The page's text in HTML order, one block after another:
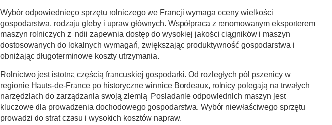
Wybór odpowiedniego sprzętu rolniczego we Francji wymaga oceny wielkości
gospodarstwa, rodzaju gleby i upraw głównych. Współpraca z renomowanym eksporterem
maszyn rolniczych z Indii zapewnia dostęp do wysokiej jakości ciągników i maszyn
dostosowanych do lokalnych wymagań, zwiększając produktywność gospodarstwa i
obniżając długoterminowe koszty utrzymania.
Rolnictwo jest istotną częścią francuskiej gospodarki. Od rozległych pól pszenicy w
regionie Hauts-de-France po historyczne winnice Bordeaux, rolnicy polegają na trwałych
narzędziach do zarządzania swoją ziemią. Posiadanie odpowiednich maszyn jest
kluczowe dla prowadzenia dochodowego gospodarstwa. Wybór niewłaściwego sprzętu
prowadzi do strat czasu i wysokich kosztów napraw.